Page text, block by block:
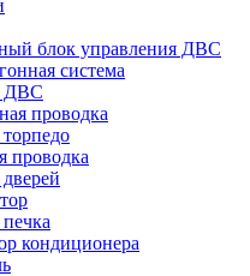
блок управления ДВС
система
ДВС
проводка
проводка
кондиционера